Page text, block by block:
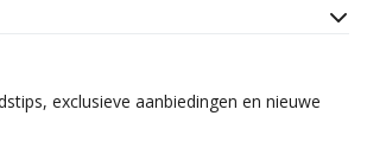
exclusieve aanbiedingen en nieuwe